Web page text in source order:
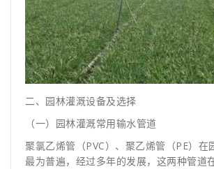
二、园林灌溉设备及选择
（一）园林灌溉常用输水管道
聚氯乙烯管（PVC）、聚乙烯管（PE）在
最为普遍，经过多年的发展，这两种管道